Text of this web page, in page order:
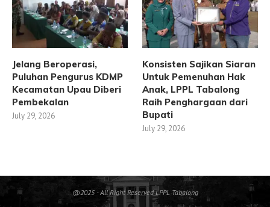
Jelang Beroperasi,
Puluhan Pengurus KDMP
Kecamatan Upau Diberi
Pembekalan
July 29, 2026
Konsisten Sajikan Siaran
Untuk Pemenuhan Hak
Anak, LPPL Tabalong
Raih Penghargaan dari
Bupati
July 29, 2026
@2025 - All Right Reserved LPPL Tabalong